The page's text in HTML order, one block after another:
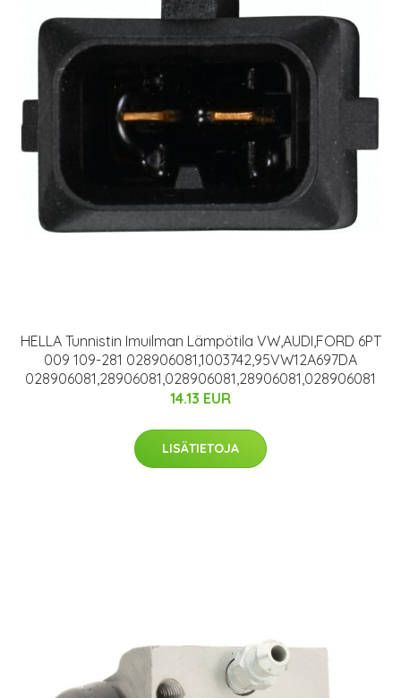
HELLA Tunnistin Imuilman Lämpötila VW,AUDI,FORD 6PT
009 109-281 028906081,1003742,95VW12A697DA
028906081,28906081,028906081,28906081,028906081
14.13 EUR
LISÄTIETOJA